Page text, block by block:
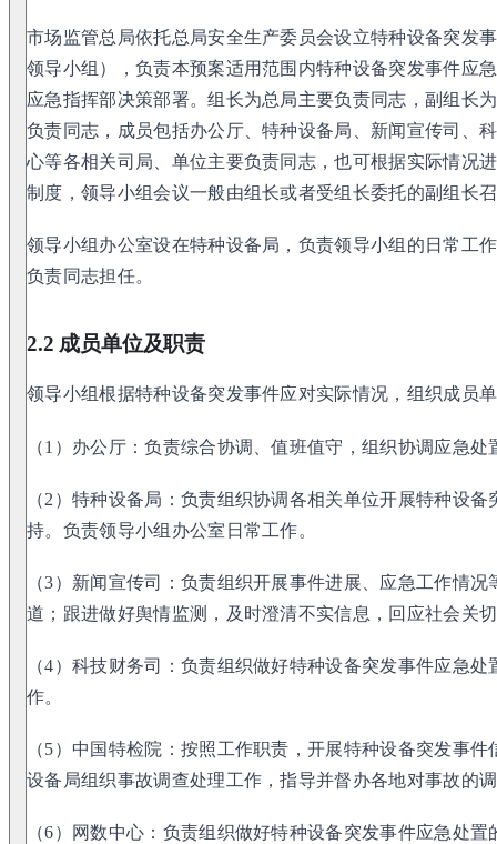
市场监管总局依托总局安全生产委员会设立特种设备突发
领导小组），负责本预案适用范围内特种设备突发事件应
应急指挥部决策部署。组长为总局主要负责同志，副组长
负责同志，成员包括办公厅、特种设备局、新闻宣传司、
心等各相关司局、单位主要负责同志，也可根据实际情况
制度，领导小组会议一般由组长或者受组长委托的副组长
领导小组办公室设在特种设备局，负责领导小组的日常工
负责同志担任。
2.2 成员单位及职责
领导小组根据特种设备突发事件应对实际情况，组织成员
（1）办公厅：负责综合协调、值班值守，组织协调应急
（2）特种设备局：负责组织协调各相关单位开展特种设
持。负责领导小组办公室日常工作。
（3）新闻宣传司：负责组织开展事件进展、应急工作情
道；跟进做好舆情监测，及时澄清不实信息，回应社会关
（4）科技财务司：负责组织做好特种设备突发事件应急
作。
（5）中国特检院：按照工作职责，开展特种设备突发事
设备局组织事故调查处理工作，指导并督办各地对事故的
（6）网数中心：负责组织做好特种设备突发事件应急处